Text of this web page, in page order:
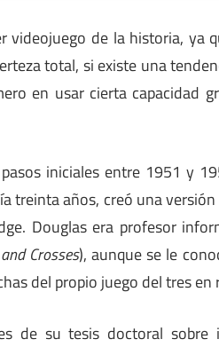
videojuego de la historia, ya
total, si existe una
en usar cierta capacidad
iniciales entre 1951 y
treinta años, creó una
Douglas era profesor
Crosses), aunque se le
del propio juego del tres en
de su tesis doctoral sobre